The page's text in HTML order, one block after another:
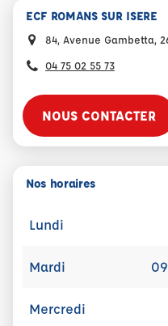
ECF ROMANS SUR ISERE
84, Avenue Gambetta,
04 75 02 55 73
NOUS CONTACTER
Nos horaires
Lundi
Mardi
Mercredi